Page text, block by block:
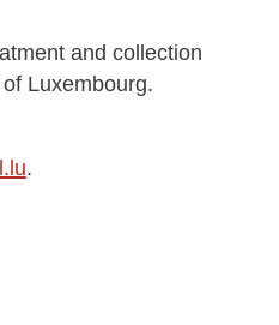
and collection
Luxembourg.
.